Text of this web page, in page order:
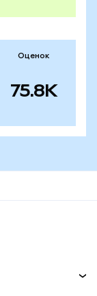
Оценок
75.8K